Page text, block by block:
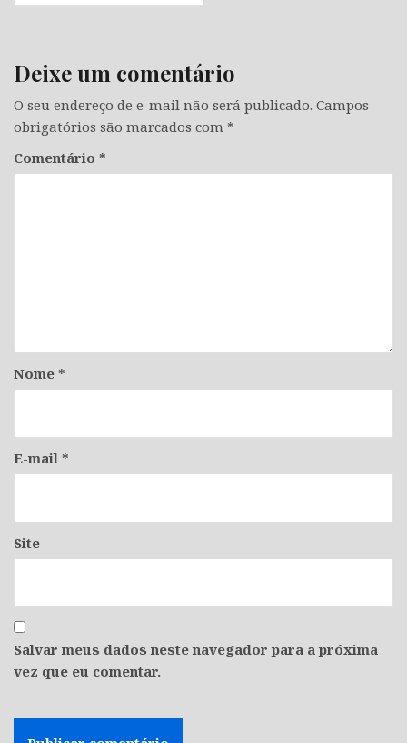
Deixe um comentário
O seu endereço de e-mail não será publicado. Campos
obrigatórios são marcados com *
Comentário *
Nome *
E-mail *
Site
Salvar meus dados neste navegador para a próxima
vez que eu comentar.